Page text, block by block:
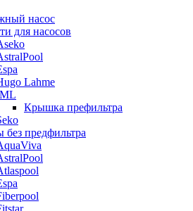
насос
для насосов
Lahme
Крышка префильтра
без предфильтра